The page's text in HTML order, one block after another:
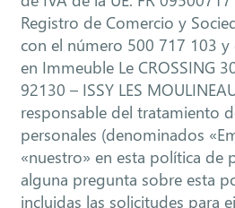
Registro de Comercio y
con el número 500 717 103
en Immeuble Le CROSSING
92130 – ISSY LES
responsable del tratamiento
personales (denominados
«nuestro» en esta política de
alguna pregunta sobre esta
incluidas las solicitudes para